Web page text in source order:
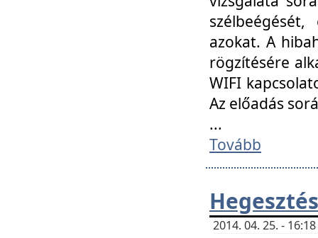
azokat. A
rögzítésére
WIFI
Az előadás
...
Tovább
2014. 04. 25. -